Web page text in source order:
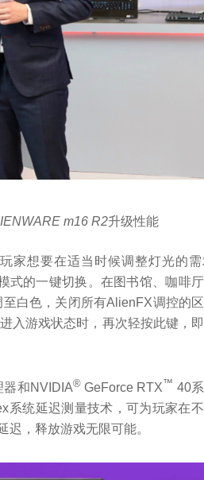
m16 R2升级性能
家想要在适当时候调整灯光的
式的一键切换。在图书馆、咖啡
白色，关闭所有AlienFX调控的区
入游戏状态时，再次轻按此键，
器和NVIDIA®GeForce RTX™ 40
系统延迟测量技术，可为玩家在
，释放游戏无限可能。